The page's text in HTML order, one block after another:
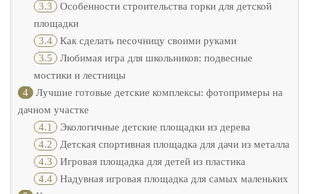
3.3 Особенности строительства горки для детской
площадки
3.4 Как сделать песочницу своими руками
3.5 Любимая игра для школьников: подвесные
мостики и лестницы
4
Лучшие готовые детские комплексы: фотопримеры на
дачном участке
4.1 Экологичные детские площадки из дерева
4.2 Детская спортивная площадка для дачи из металла
4.3 Игровая площадка для детей из пластика
4.4 Надувная игровая площадка для самых маленьких